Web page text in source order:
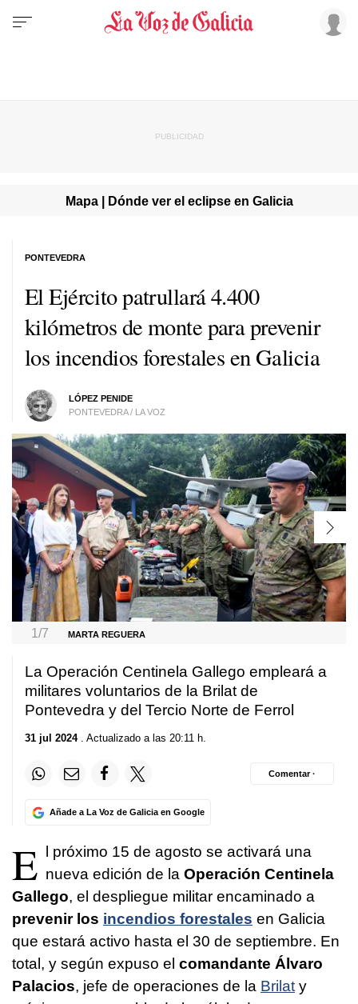
Mapa | Dónde ver el eclipse en Galicia
El Ejército patrullará 4.400
kilómetros de monte para prevenir
los incendios forestales en Galicia
LÓPEZ PENIDE
PONTEVEDRA / LA VOZ
PONTEVEDRA
1/7 MARTA REGUERA
La Operación Centinela Gallego empleará a
militares voluntarios de la Brilat de
Pontevedra y del Tercio Norte de Ferrol
31 jul 2024. Actualizado a las 20:11 h.
Añade a La Voz de Galicia en Google
Comentar ·
E
l próximo 15 de agosto se activará una
nueva edición de la Operación Centinela
Gallego, el despliegue militar encaminado a
prevenir los incendios forestales en Galicia
que estará activo hasta el 30 de septiembre. En
total, y según expuso el comandante Álvaro
Palacios, jefe de operaciones de la Brilaty